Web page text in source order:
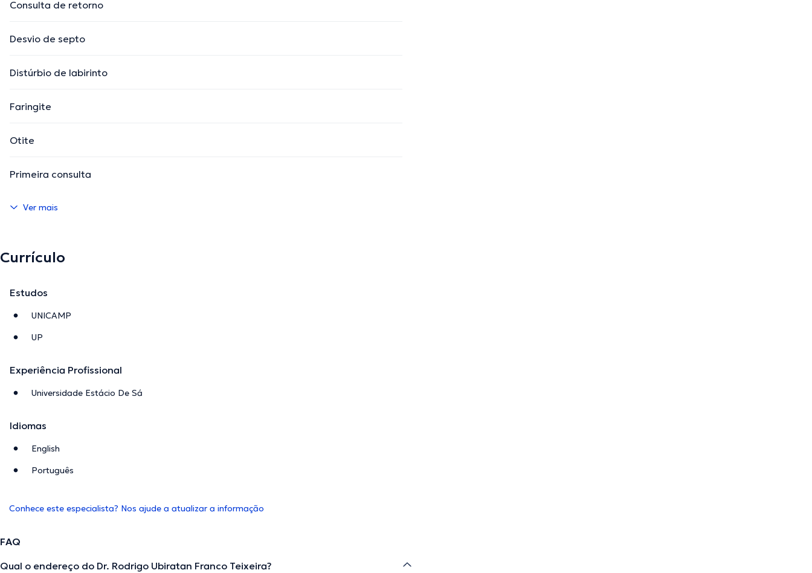
Consulta de retorno
Desvio de septo
Distúrbio de labirinto
Faringite
Otite
Primeira consulta
Ver mais
Currículo
Estudos
UNICAMP
UP
Experiência Profissional
Universidade Estácio De Sá
Idiomas
English
Português
Conhece este especialista? Nos ajude a atualizar a informação
FAQ
Qual o endereço do Dr. Rodrigo Ubiratan Franco Teixeira?